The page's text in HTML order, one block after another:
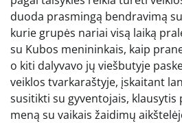
duoda prasmingą bendravimą
kurie grupės nariai visą laiką
su Kubos menininkais, kaip
o kiti dalyvavo jų viešbutyje
veiklos tvarkaraštyje, įskaitant
susitikti su gyventojais,
meną su vaikais žaidimų